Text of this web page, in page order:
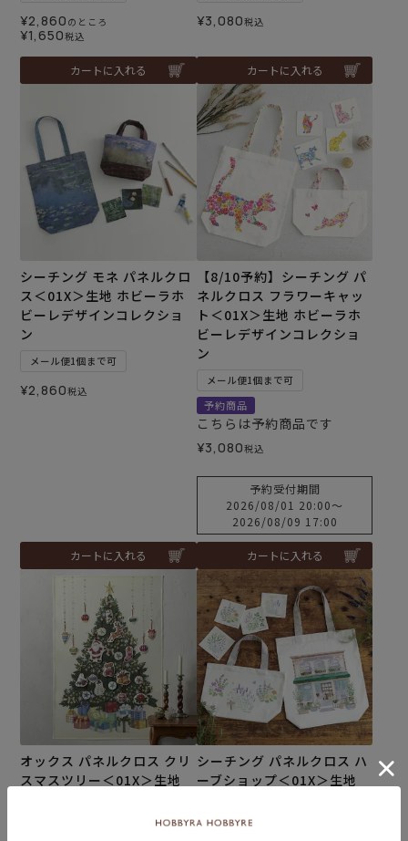
¥2,860 のところ
¥1,650税込
カートに入れる
¥3,080税込
カートに入れる
シーチング モネ パネルクロ
ス＜01X＞生地 ホビーラホ
ビーレデザインコレクショ
ン
メール便1個まで可
¥2,860税込
カートに入れる
【8/10予約】シーチング パ
ネルクロス フラワーキャッ
ト＜01X＞生地 ホビーラホ
ビーレデザインコレクショ
ン
メール便1個まで可
予約商品
こちらは予約商品です
¥3,080税込
予約受付期間
2026/08/01 20:00〜
2026/08/09 17:00
カートに入れる
オックス パネルクロス クリ
スマスツリー＜01X＞生地
シーチング パネルクロス ハ
ーブショップ＜01X＞生地
コレクション